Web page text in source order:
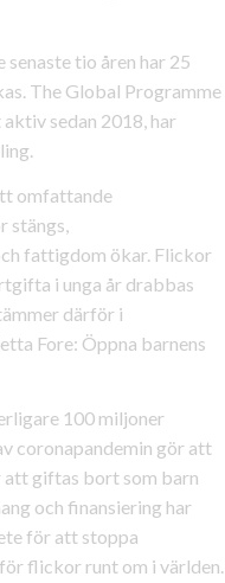
senaste tio åren har 25
The Global Programme
sedan 2018, har
omfattande
stängs,
fattigdom ökar. Flickor
i unga år drabbas
därför i
Fore: Öppna barnens
100 miljoner
coronapandemin gör att
giftas bort som barn
och finansiering har
för att stoppa
flickor runt om i världen.